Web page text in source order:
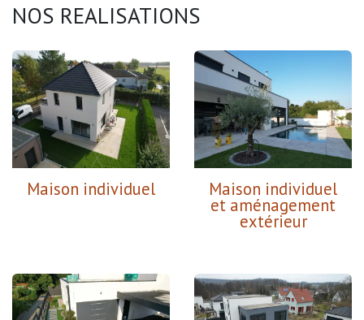
NOS REALISATIONS
Maison individuel Maison individuel
et aménagement
extérieur